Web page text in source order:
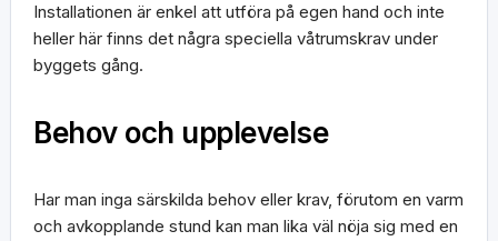
Installationen är enkel att utföra på egen hand och inte
heller här finns det några speciella våtrumskrav under
byggets gång.
Behov och upplevelse
Har man inga särskilda behov eller krav, förutom en varm
och avkopplande stund kan man lika väl nöja sig med en